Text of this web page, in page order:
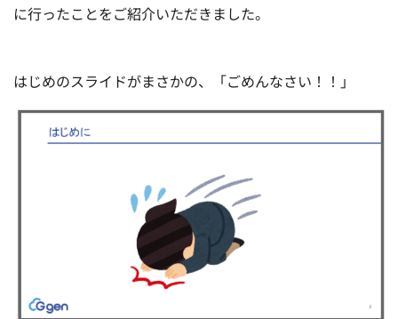
に行ったことをご紹介いただきました。
はじめのスライドがまさかの、「ごめんなさい！！」